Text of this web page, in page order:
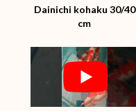
Dainichi kohaku 30/40
cm